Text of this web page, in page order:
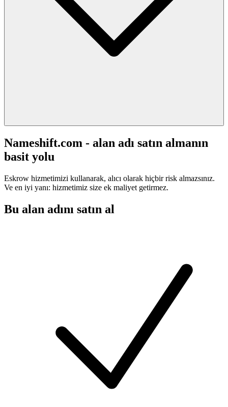
Nameshift.com - alan adı satın almanın
basit yolu
Eskrow hizmetimizi kullanarak, alıcı olarak hiçbir risk almazsınız.
Ve en iyi yanı: hizmetimiz size ek maliyet getirmez.
Bu alan adını satın al